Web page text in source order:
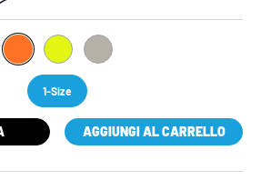
1-Size
AGGIUNGI AL CARRELLO